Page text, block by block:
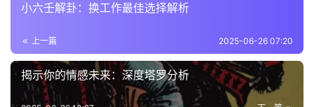
小六壬解卦：换工作最佳选择解析
上一篇 2025-06-26 07:20
揭示你的情感未来：深度塔罗分析